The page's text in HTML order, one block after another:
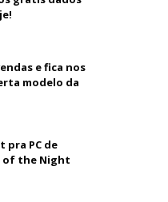
e fica nos
modelo da
pra PC de
of the Night